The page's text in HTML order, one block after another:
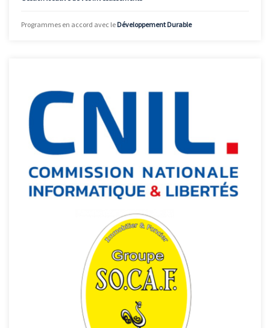
Programmes en accord avec le Développement Durable